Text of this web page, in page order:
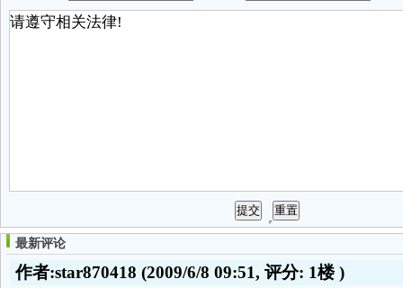
最新评论
作者:star870418 (2009/6/8 09:51, 评分: 1楼)